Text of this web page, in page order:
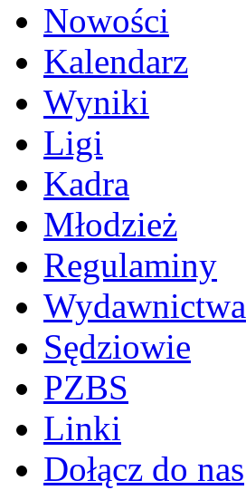
Nowości
Kalendarz
Wyniki
Ligi
Kadra
Młodzież
Regulaminy
Wydawnictwa
Sędziowie
PZBS
Linki
Dołącz do nas